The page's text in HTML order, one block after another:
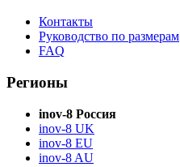
Контакты
Руководство по размерам
FAQ
Регионы
inov-8 Россия
inov-8 UK
inov-8 EU
inov-8 AU